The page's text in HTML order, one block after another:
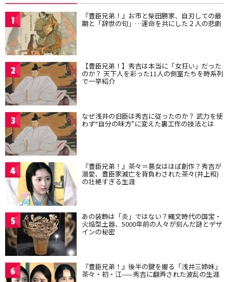
1 『豊臣兄弟！』お市と柴田勝家、自刃しての最
期と「辞世の句」…運命を共にした２人の悲劇
2 【豊臣兄弟！】秀吉は本当に「女狂い」だった
のか？ 天下人を彩った11人の側室たちを時系列
で一挙紹介
3 なぜ浅井の旧臣は秀吉に従ったのか？ 武力を使
わず“自分の味方”に変えた裏工作の技法とは
4 『豊臣兄弟！』茶々＝悪女はほぼ創作？秀吉が
溺愛、豊臣家滅亡を背負わされた茶々(井上和)
の壮絶すぎる生涯
5 あの装飾は「炎」ではない？縄文時代の国宝・
火焔型土器、5000年前の人々が刻んだ謎とデザ
インの秘密
6 『豊臣兄弟！』後半の鍵を握る「浅井三姉妹」
茶々・初・江——秀吉に翻弄された波乱の生涯